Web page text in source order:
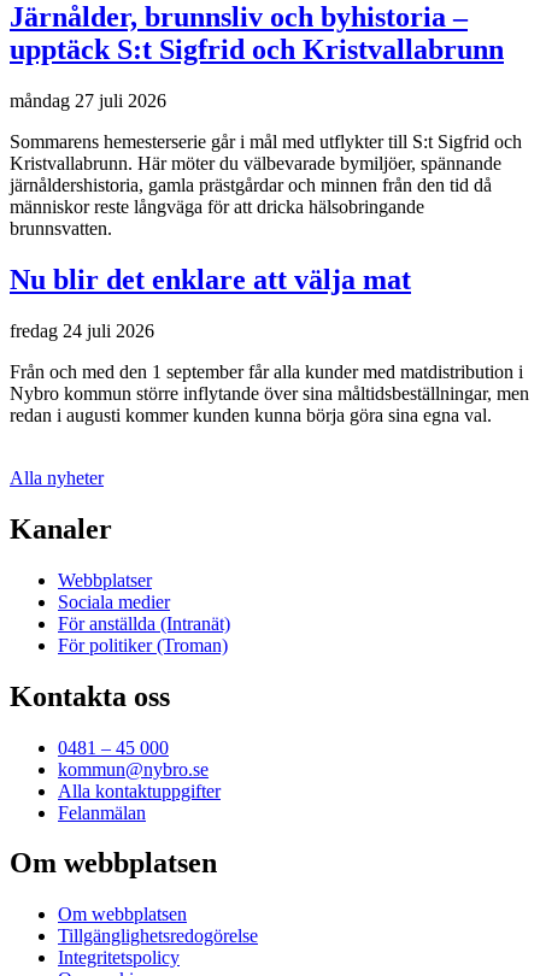
Järnålder, brunnsliv och byhistoria –
upptäck S:t Sigfrid och Kristvallabrunn
måndag 27 juli 2026
Sommarens hemesterserie går i mål med utflykter till S:t Sigfrid och
Kristvallabrunn. Här möter du välbevarade bymiljöer, spännande
järnåldershistoria, gamla prästgårdar och minnen från den tid då
människor reste långväga för att dricka hälsobringande
brunnsvatten.
Nu blir det enklare att välja mat
fredag 24 juli 2026
Från och med den 1 september får alla kunder med matdistribution i
Nybro kommun större inflytande över sina måltidsbeställningar, men
redan i augusti kommer kunden kunna börja göra sina egna val.
Alla nyheter
Kanaler
Webbplatser
Sociala medier
För anställda (Intranät)
För politiker (Troman)
Kontakta oss
0481 – 45 000
kommun@nybro.se
Alla kontaktuppgifter
Felanmälan
Om webbplatsen
Om webbplatsen
Tillgänglighetsredogörelse
Integritetspolicy